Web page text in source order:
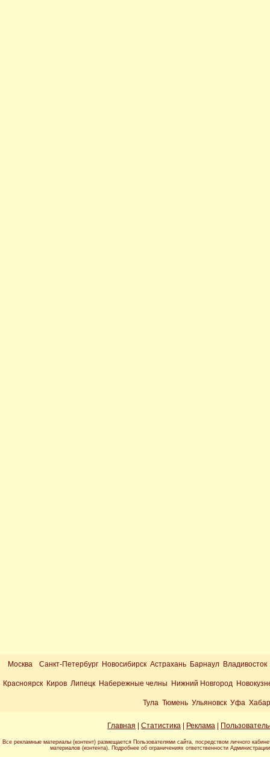
Москва Санкт-Петербург Новосибирск Астрахань Барнаул
Красноярск Киров Липецк Набережные челны Нижний Новгород
Тула Тюмень Ульяновск Уфа
Главная Статистика Реклама
Все рекламные материалы (контент) размещается Пользователями сайта, посредством личного
материалов (контента). Подробнее об ограничениях ответственности